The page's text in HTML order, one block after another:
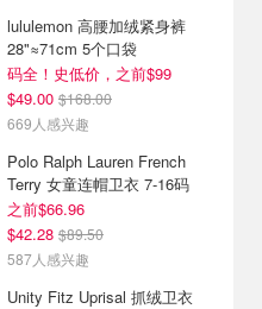
lululemon 高腰加绒紧身裤
28"≈71cm 5个口袋
码全！史低价，之前$99
$49.00 $168.00
669人感兴趣
Polo Ralph Lauren French
Terry 女童连帽卫衣 7-16码
之前$66.96
$42.28 $89.50
587人感兴趣
Unity Fitz Uprisal 抓绒卫衣